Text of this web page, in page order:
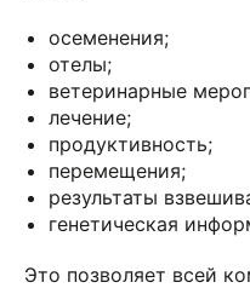
осеменения;
отелы;
ветеринарные
лечение;
продуктивность;
перемещения;
результаты
генетическая
Это позволяет всей